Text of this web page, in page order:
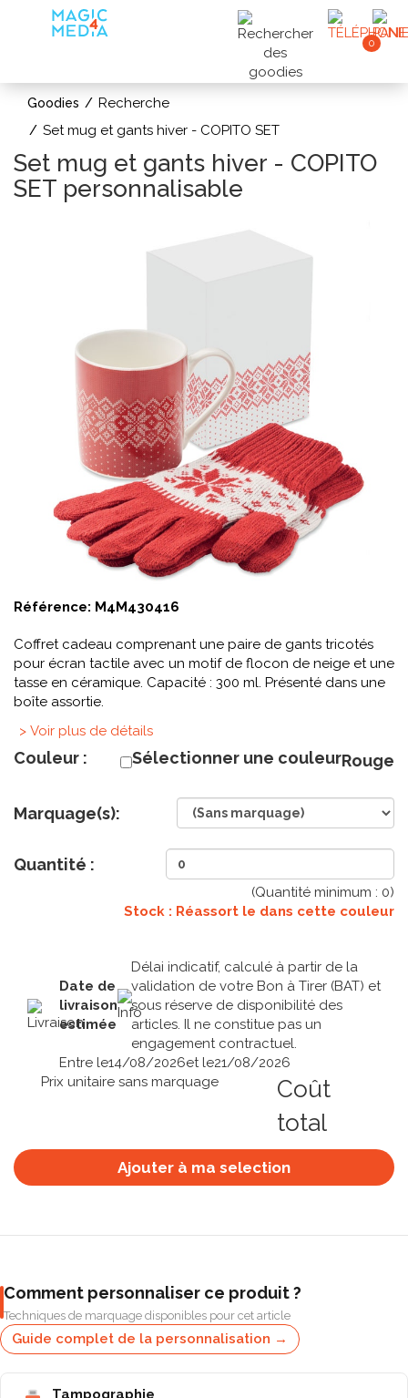
0
Goodies
Recherche
Set mug et gants hiver - COPITO SET
Set mug et gants hiver - COPITO
SET personnalisable
Référence: M4M430416
Coffret cadeau comprenant une paire de gants tricotés
pour écran tactile avec un motif de flocon de neige et une
tasse en céramique. Capacité : 300 ml. Présenté dans une
boîte assortie.
> Voir plus de détails
Couleur : Sélectionner une couleurRouge
Marquage(s):
Quantité :
(Quantité minimum : 0)
Stock : Réassort le dans cette couleur
Date de
livraison
estimée
Délai indicatif, calculé à partir de la
validation de votre Bon à Tirer (BAT) et
sous réserve de disponibilité des
articles. Il ne constitue pas un
engagement contractuel.
Entre le14/08/2026et le21/08/2026
Prix unitaire sans marquage
Coût
total
Ajouter à ma selection
Comment personnaliser ce produit ?
Techniques de marquage disponibles pour cet article
Guide complet de la personnalisation →
Tampographie